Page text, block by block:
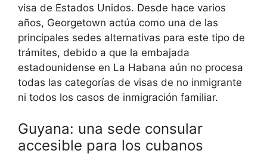
visa de Estados Unidos. Desde hace varios
años, Georgetown actúa como una de las
principales sedes alternativas para este tipo de
trámites, debido a que la embajada
estadounidense en La Habana aún no procesa
todas las categorías de visas de no inmigrante
ni todos los casos de inmigración familiar.
Guyana: una sede consular
accesible para los cubanos